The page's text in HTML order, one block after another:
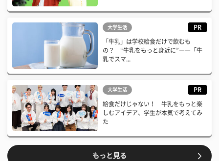
大学生活 PR
「牛乳」は学校給食だけで飲むも
の？ “牛乳をもっと身近に”――「牛
乳でスマ...
大学生活 PR
給食だけじゃない！ 牛乳をもっと楽
しむアイデア、学生が本気で考えてみ
た
もっと見る